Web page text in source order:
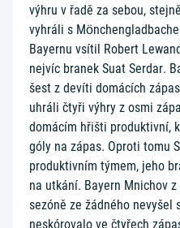
výhru v řadě za sebou,
vyhráli s
Bayernu vsítil Robert
nejvíc branek Suat Serdar.
šest z devíti domácích
uhráli čtyři výhry z osmi
domácím hřišti produktivní,
góly na zápas. Oproti tomu
produktivním týmem, jeho
na utkání. Bayern Mnichov
sezóně ze žádného nevyšel
neskórovalo ve čtyřech